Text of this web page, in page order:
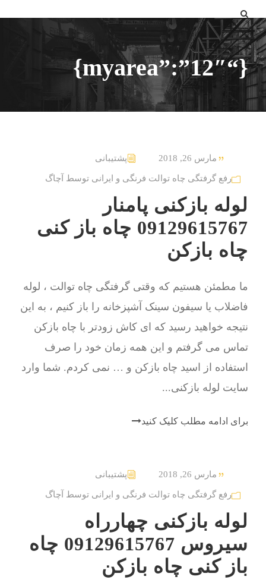
{“myarea”:”12″}
مارس 26, 2018 پشتیبانی
رفع گرفتگی چاه توالت فرنگی و ایرانی توسط آچاگ
لوله بازکنی پامنار
09129615767 چاه باز کنی
چاه بازکن
ما مطمئن هستیم که وقتی گرفتگی چاه توالت ، لوله
فاضلاب یا سیفون سینک آشپزخانه را باز کنیم ، به این
نتیجه خواهید رسید که ای کاش زودتر با چاه بازکن
تماس می گرفتم و این همه زمان خود را صرف
استفاده از اسید چاه بازکن و … نمی کردم. شما وارد
سایت لوله بازکنی...
برای ادامه مطلب کلیک کنید
مارس 26, 2018 پشتیبانی
رفع گرفتگی چاه توالت فرنگی و ایرانی توسط آچاگ
لوله بازکنی چهارراه
سیروس 09129615767 چاه
باز کنی چاه بازکن